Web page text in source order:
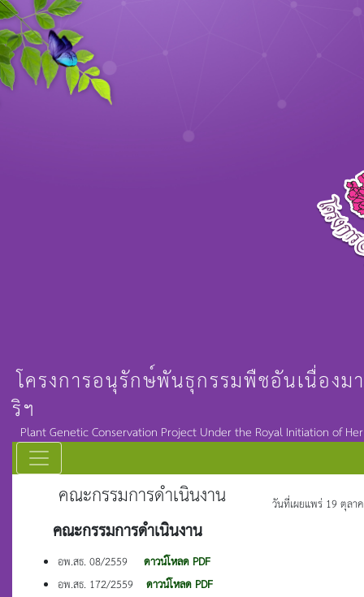
โครงการอนุรักษ์พันธุกรรมพืชอันเนื่องม
ริฯ
Plant Genetic Conservation Project Under the Royal Initiation of
คณะกรรมการดำเนินงาน
คณะกรรมการดำเนินงาน
อพ.สธ. 08/2559 ดาวน์โหลด PDF
อพ.สธ. 172/2559 ดาวน์โหลด PDF
วันที่เผยแพร่ 19 ตุลา